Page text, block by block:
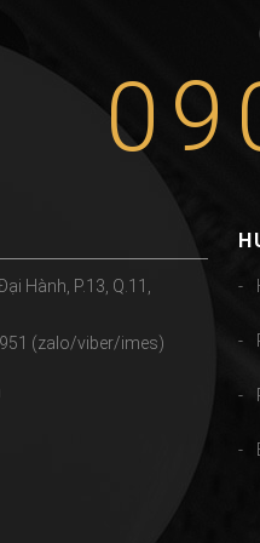
Hành, P.13, Q.11,
(zalo/viber/imes)